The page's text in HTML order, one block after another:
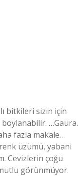
bitkileri sizin için
…Gaura.
fazla makale…
üzümü, yabani
Cevizlerin çoğu
görünmüyor.